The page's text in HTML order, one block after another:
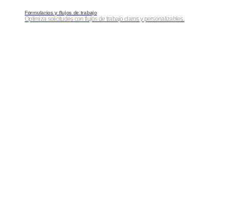
Formularios y flujos de trabajo
Optimiza solicitudes con flujos de trabajo claros y personalizables.